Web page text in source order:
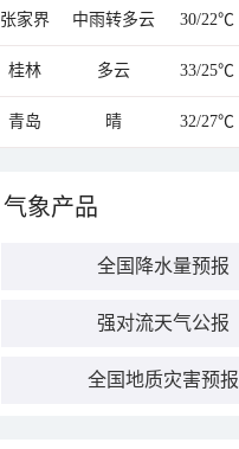
张家界 中雨转多云 30/22℃
桂林 多云 33/25℃
青岛 晴 32/27℃
气象产品
全国降水量预报
强对流天气公报
全国地质灾害预报